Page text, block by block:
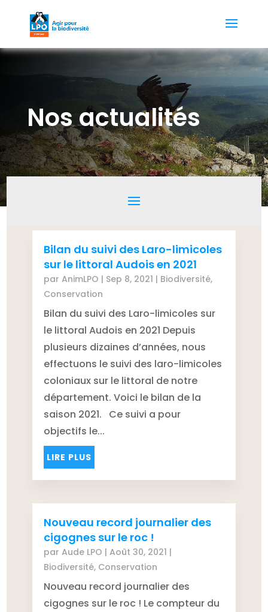
Nos actualités
Bilan du suivi des Laro-limicoles
sur le littoral Audois en 2021
par AnimLPO | Sep 8, 2021 | Biodiversité,
Conservation
Bilan du suivi des Laro-limicoles sur
le littoral Audois en 2021 Depuis
plusieurs dizaines d’années, nous
effectuons le suivi des laro-limicoles
coloniaux sur le littoral de notre
département. Voici le bilan de la
saison 2021. Ce suivi a pour
objectifs le...
LIRE PLUS
Nouveau record journalier des
cigognes sur le roc !
par Aude LPO | Août 30, 2021 |
Biodiversité, Conservation
Nouveau record journalier des
cigognes sur le roc ! Le compteur du